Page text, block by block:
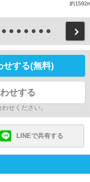
約
せする(無料)
せする
せください。
LINEで共有する